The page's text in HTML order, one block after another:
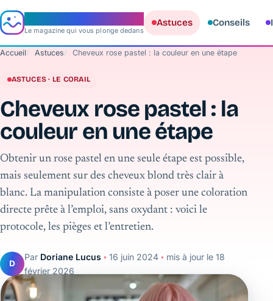
Le magazine qui vous plonge dedans
Astuces Conseils
Accueil Astuces Cheveux rose pastel : la couleur en une étape
ASTUCES · LE CORAIL
Cheveux rose pastel : la
couleur en une étape
Obtenir un rose pastel en une seule étape est possible,
mais seulement sur des cheveux blond très clair à
blanc. La manipulation consiste à poser une coloration
directe prête à l’emploi, sans oxydant : voici le
protocole, les pièges et l’entretien.
D
Par Doriane Lucus ◦ 16 juin 2024 ◦ mis à jour le 18
février 2026